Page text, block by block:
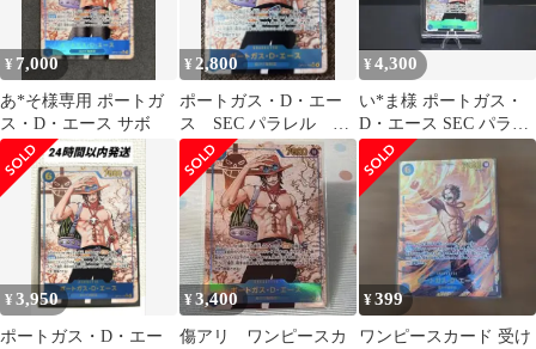
¥ 7,000
あ*そ様専用 ポートガ
ス・D・エース サボ
¥ 2,800
ポートガス・D・エー
ス SEC パラレル
OP013 受け継がれる意
志
¥4,300
い*ま様 ポートガス・
D・エース SEC パラレ
ルOP13-119
¥3,950
ポートガス・D・エー
¥3,400
傷アリ ワンピースカ
¥399
ワンピースカード 受け